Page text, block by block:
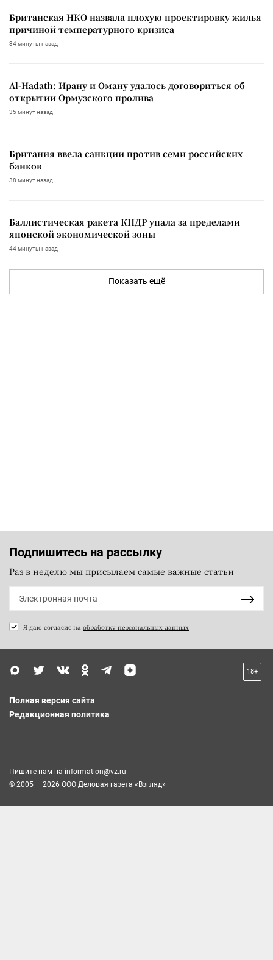
Британская НКО назвала плохую проектировку жилья
причиной температурного кризиса
34 минуты назад
Al-Hadath: Ирану и Оману удалось договориться об
открытии Ормузского пролива
35 минут назад
Британия ввела санкции против семи российских
банков
38 минут назад
Баллистическая ракета КНДР упала за пределами
японской экономической зоны
44 минуты назад
Показать ещё
Подпишитесь на рассылку
Раз в неделю мы присылаем самые важные статьи
Я даю согласие на обработку персональных данных
18+
Полная версия сайта
Редакционная политика
Пишите нам на information@vz.ru
© 2005 — 2026 ООО Деловая газета «Взгляд»